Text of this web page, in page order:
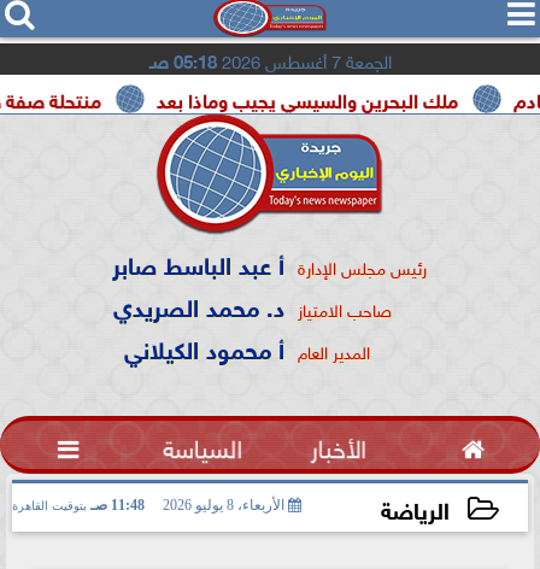
  
الجمعة 7 أغسطس 2026 05:18 صـ
منتحلة صفة صحفية ملك البحرين والسيسي يجيب وماذا بعد
رئيس مجلس الإدارة أ عبد الباسط صابر
صاحب الامتياز د. محمد الصريدي
المدير العام أ محمود الكيلاني
 الأخبار السياسة 
الرياضة الأربعاء، 8 يوليو 2026 11:48 صـ بتوقيت القاهرة